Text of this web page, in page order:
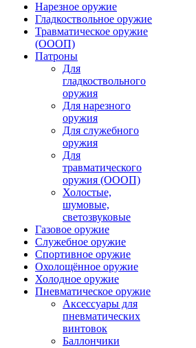
Нарезное оружие
Гладкоствольное оружие
Травматическое оружие
(ОООП)
Патроны
Для
гладкоствольного
оружия
Для нарезного
оружия
Для служебного
оружия
Для
травматического
оружия (ОООП)
Холостые,
шумовые,
светозвуковые
Газовое оружие
Служебное оружие
Спортивное оружие
Охолощённое оружие
Холодное оружие
Пневматическое оружие
Аксессуары для
пневматических
винтовок
Баллончики